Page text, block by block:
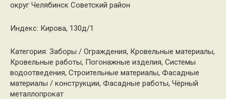
округ Челябинск Советский район
Индекс: Кирова, 130д/1
Категория: Заборы / Ограждения, Кровельные материалы,
Кровельные работы, Погонажные изделия, Системы
водоотведения, Строительные материалы, Фасадные
материалы / конструкции, Фасадные работы, Чёрный
металлопрокат